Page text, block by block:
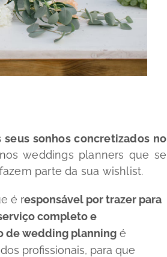
seus sonhos concretizados no
nosweddings planners que se
parte da sua wishlist.
é responsável por trazer para
completo e
dewedding planning é
profissionais, para que